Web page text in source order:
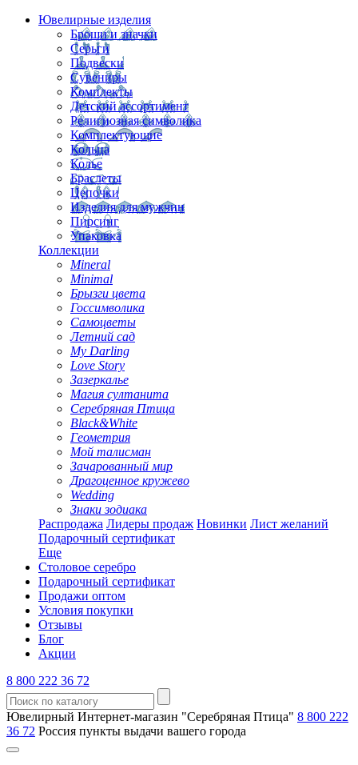
Ювелирные изделия
Броши и значки
Серьги
Подвески
Сувениры
Комплекты
Детский ассортимент
Религиозная символика
Комплектующие
Кольца
Колье
Браслеты
Цепочки
Изделия для мужчин
Пирсинг
Упаковка
Коллекции
Mineral
Minimal
Брызги цвета
Госсимволика
Самоцветы
Летний сад
My Darling
Love Story
Зазеркалье
Магия султанита
Серебряная Птица
Black&White
Геометрия
Мой талисман
Зачарованный мир
Драгоценное кружево
Wedding
Знаки зодиака
Распродажа Лидеры продаж Новинки Лист желаний
Подарочный сертификат
Еще
Столовое серебро
Подарочный сертификат
Продажи оптом
Условия покупки
Отзывы
Блог
Акции
8 800 222 36 72
Ювелирный Интернет-магазин "Серебряная Птица" 8 800 222
36 72 Россия пункты выдачи вашего города